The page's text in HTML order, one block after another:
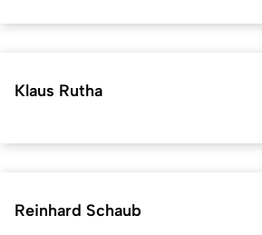
Klaus Rutha
Reinhard Schaub